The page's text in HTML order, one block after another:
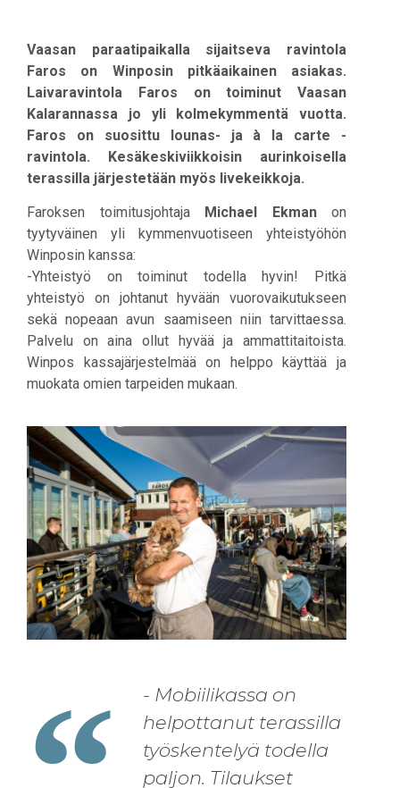
Vaasan paraatipaikalla sijaitseva ravintola
Faros on Winposin pitkäaikainen asiakas.
Laivaravintola Faros on toiminut Vaasan
Kalarannassa jo yli kolmekymmentä vuotta.
Faros on suosittu lounas- ja à la carte -
ravintola. Kesäkeskiviikkoisin aurinkoisella
terassilla järjestetään myös livekeikkoja.
Faroksen toimitusjohtaja Michael Ekmanon
tyytyväinen yli kymmenvuotiseen yhteistyöhön
Winposin kanssa:
-Yhteistyö on toiminut todella hyvin! Pitkä
yhteistyö on johtanut hyvään vuorovaikutukseen
sekä nopeaan avun saamiseen niin tarvittaessa.
Palvelu on aina ollut hyvää ja ammattitaitoista.
Winpos kassajärjestelmää on helppo käyttää ja
muokata omien tarpeiden mukaan.
- Mobiilikassa on
helpottanut terassilla
työskentelyä todella
paljon. Tilaukset